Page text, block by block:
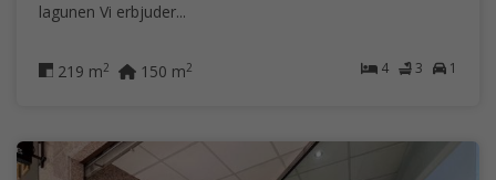
lagunen Vi erbjuder...
4 3 1
219 m2 150 m2